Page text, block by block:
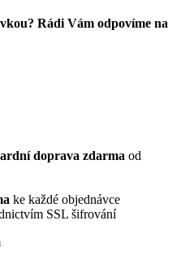
Rádi Vám odpovíme na
doprava zdarma od
ke každé objednávce
SSL šifrování